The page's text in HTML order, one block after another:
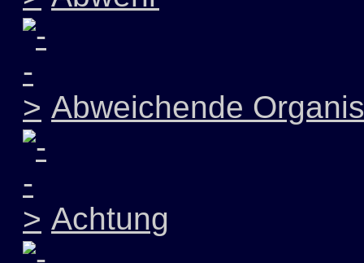
Abweichende
Achtung